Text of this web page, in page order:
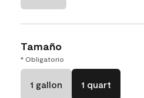
Tamaño
* Obligatorio
1 gallon 1 quart